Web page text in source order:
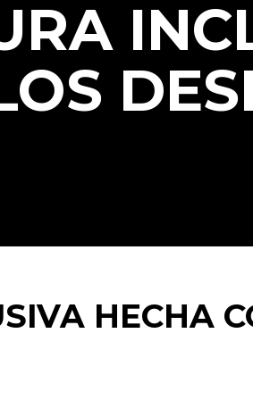
HECHA